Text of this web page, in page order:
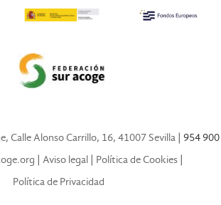
Calle Alonso Carrillo, 16, 41007 Sevilla | 954 900
| Aviso legal | Política de Cookies |
Política de Privacidad